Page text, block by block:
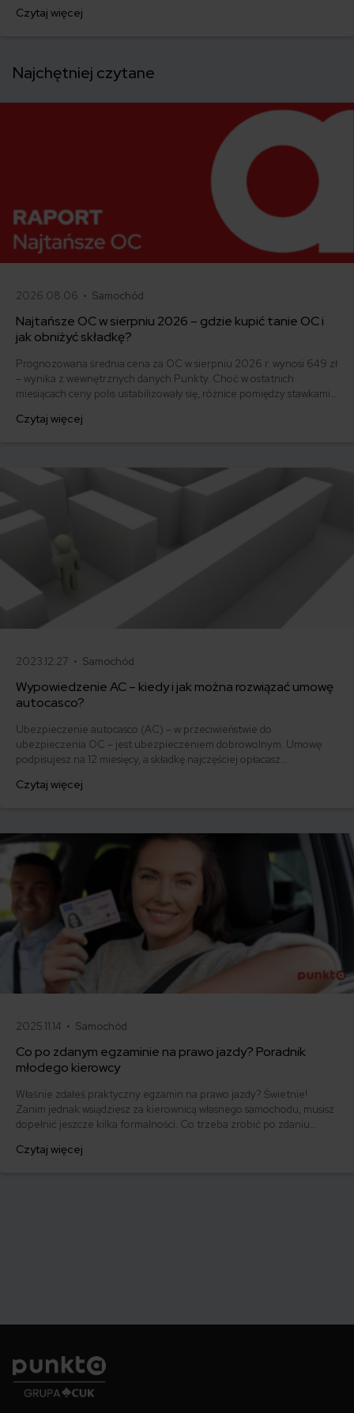
Czytaj więcej
Najchętniej czytane
2026.08.06 • Samochód
Najtańsze OC w sierpniu 2026 – gdzie kupić tanie OC i
jak obniżyć składkę?
Prognozowana średnia cena za OC w sierpniu 2026 r. wynosi 649 zł
– wynika z wewnętrznych danych Punkty. Choć w ostatnich
miesiącach ceny polis ustabilizowały się, różnice pomiędzy stawkami
500 zł, inni – powyżej 1500 zł. Gdzie znaleźć najtańsze OC w Polsce
Czytaj więcej
2023.12.27 • Samochód
Wypowiedzenie AC – kiedy i jak można rozwiązać umowę
autocasco?
Ubezpieczenie autocasco (AC) – w przeciwieństwie do
ubezpieczenia OC – jest ubezpieczeniem dobrowolnym. Umowę
podpisujesz na 12 miesięcy, a składkę najczęściej opłacasz
ofertę lub zdecydowałeś się sprzedać samochód w trakcie trwania
Czytaj więcej
2025.11.14 • Samochód
Co po zdanym egzaminie na prawo jazdy? Poradnik
młodego kierowcy
Właśnie zdałeś praktyczny egzamin na prawo jazdy? Świetnie!
Zanim jednak wsiądziesz za kierownicą własnego samochodu, musisz
dopełnić jeszcze kilka formalności. Co trzeba zrobić po zdaniu
którym szybko załatwisz sprawy urzędowe i będziesz mógł prowadzić
Czytaj więcej